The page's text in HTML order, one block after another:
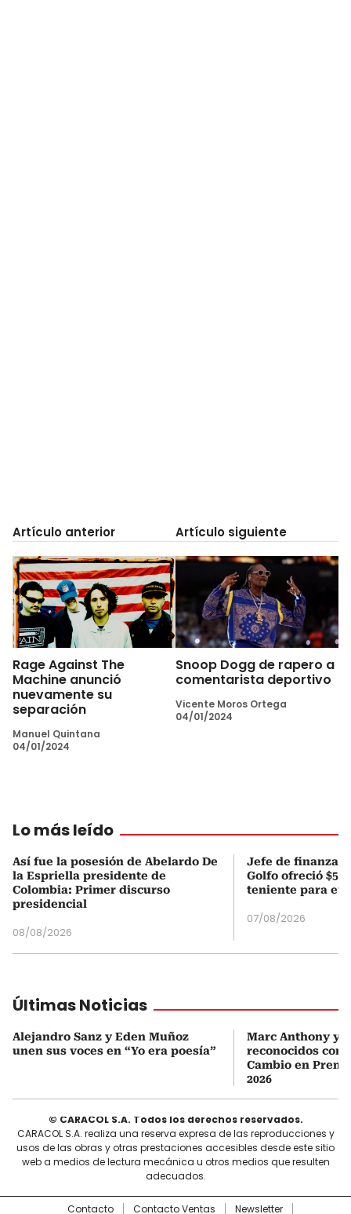
Artículo anterior
Rage Against The
Machine anunció
nuevamente su
separación
Manuel Quintana
04/01/2024
Artículo siguiente
Snoop Dogg de rapero a
comentarista deportivo
Vicente Moros Ortega
04/01/2024
Lo más leído
Así fue la posesión de Abelardo De
la Espriella presidente de
Colombia: Primer discurso
presidencial
08/08/2026
Jefe de finanzas
Golfo ofreció
teniente para
07/08/2026
Últimas Noticias
Alejandro Sanz y Eden Muñoz
unen sus voces en “Yo era poesía”
Marc Anthony y
reconocidos
Cambio en
2026
© CARACOL S.A. Todos los derechos reservados.
CARACOL S.A. realiza una reserva expresa de las reproducciones y
usos de las obras y otras prestaciones accesibles desde este sitio
web a medios de lectura mecánica u otros medios que resulten
adecuados.
Contacto Contacto Ventas Newsletter